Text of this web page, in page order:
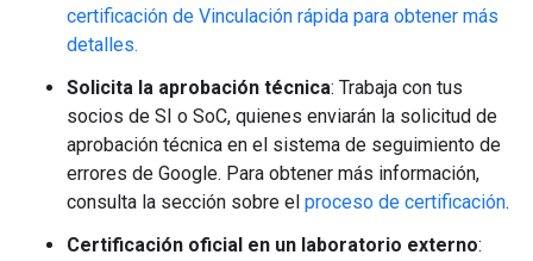
certificación de Vinculación rápida para obtener más
detalles.
Solicita la aprobación técnica: Trabaja con tus
socios de SI o SoC, quienes enviarán la solicitud de
aprobación técnica en el sistema de seguimiento de
errores de Google. Para obtener más información,
consulta la sección sobre el proceso de certificación.
Certificación oficial en un laboratorio externo: